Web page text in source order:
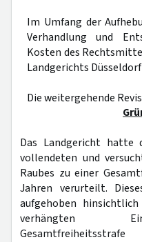
Im Umfang der
Verhandlung und
Kosten des
Landgerichts
Die weitergehende
Das Landgericht hatte
vollendeten und
Raubes zu einer
Jahren verurteilt.
aufgehoben
verhängten